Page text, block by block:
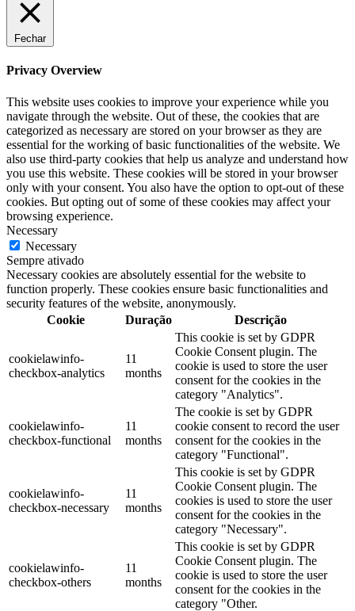
Fechar
Privacy Overview
This website uses cookies to improve your experience while you
navigate through the website. Out of these, the cookies that are
categorized as necessary are stored on your browser as they are
essential for the working of basic functionalities of the website. We
also use third-party cookies that help us analyze and understand how
you use this website. These cookies will be stored in your browser
only with your consent. You also have the option to opt-out of these
cookies. But opting out of some of these cookies may affect your
browsing experience.
Necessary
Necessary
Sempre ativado
Necessary cookies are absolutely essential for the website to
function properly. These cookies ensure basic functionalities and
security features of the website, anonymously.
Cookie
Duração Descrição
cookielawinfo-
checkbox-analytics
11
months
This cookie is set by GDPR
Cookie Consent plugin. The
cookie is used to store the user
consent for the cookies in the
category "Analytics".
cookielawinfo-
checkbox-functional
11
months
The cookie is set by GDPR
cookie consent to record the user
consent for the cookies in the
category "Functional".
cookielawinfo-
checkbox-necessary
11
months
This cookie is set by GDPR
Cookie Consent plugin. The
cookies is used to store the user
consent for the cookies in the
category "Necessary".
cookielawinfo-
checkbox-others
11
months
This cookie is set by GDPR
Cookie Consent plugin. The
cookie is used to store the user
consent for the cookies in the
category "Other.